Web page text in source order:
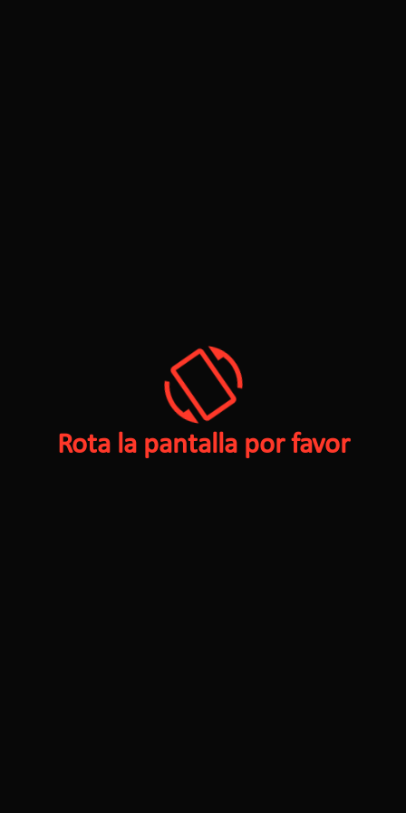
Rota la pantalla por favor